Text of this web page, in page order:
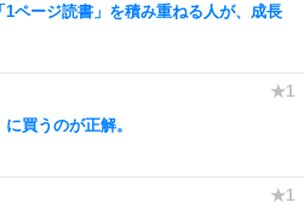
1ページ読書」を積み重ねる人が、成長
買うのが正解。